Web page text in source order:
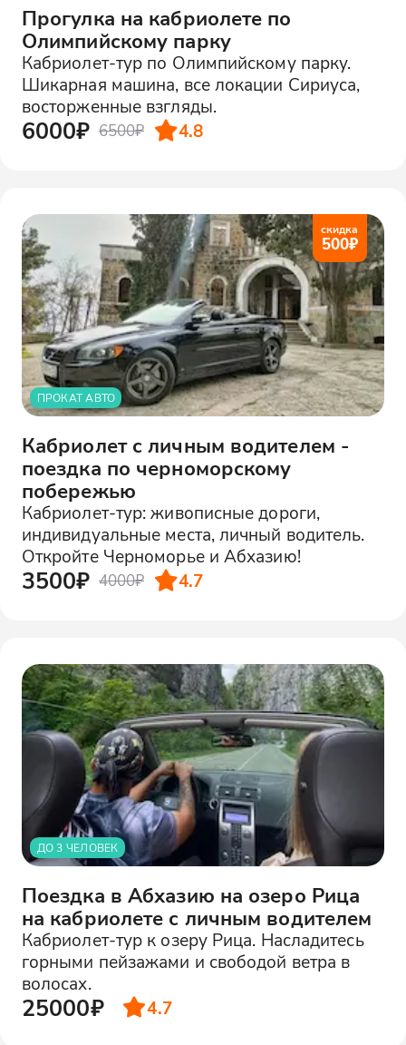
Прогулка на кабриолете по
Олимпийскому парку
Кабриолет-тур по Олимпийскому парку.
Шикарная машина, все локации Сириуса,
восторженные взгляды.
6000₽ 6500₽ 4.8
скидка
500₽
ПРОКАТ АВТО
Кабриолет с личным водителем -
поездка по черноморскому
побережью
Кабриолет-тур: живописные дороги,
индивидуальные места, личный водитель.
Откройте Черноморье и Абхазию!
3500₽ 4000₽ 4.7
ДО 3 ЧЕЛОВЕК
Поездка в Абхазию на озеро Рица
на кабриолете с личным водителем
Кабриолет-тур к озеру Рица. Насладитесь
горными пейзажами и свободой ветра в
волосах.
25000₽ 4.7